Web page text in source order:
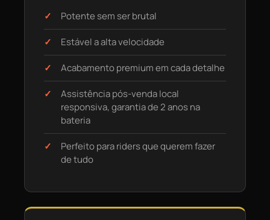
Potente sem ser brutal
Estável a alta velocidade
Acabamento premium em cada detalhe
Assistência pós-venda local
responsiva, garantia de 2 anos na
bateria
Perfeito para riders que querem fazer
de tudo